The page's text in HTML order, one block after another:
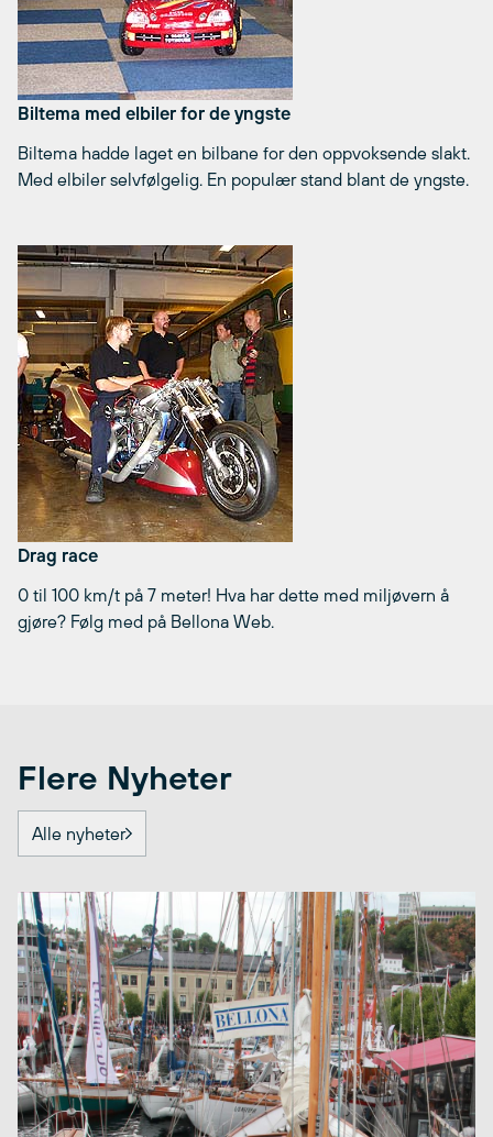
Biltema med elbiler for de yngste
Biltema hadde laget en bilbane for den oppvoksende slakt.
Med elbiler selvfølgelig. En populær stand blant de yngste.
Drag race
0 til 100 km/t på 7 meter! Hva har dette med miljøvern å
gjøre? Følg med på Bellona Web.
Flere Nyheter
Alle nyheter